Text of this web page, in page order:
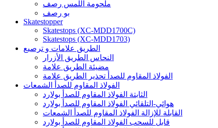
ملحومة اللمس رصف
بو رصف
Skatestopper
Skatestops (XC-MDD1700C)
Skatestops (XC-MDD1703)
الطريق علامات و ترصيع
النحاس الطريق الأزرار
مضيئة الطريق علامة
الفولاذ المقاوم للصدأ تحذير الطريق علامة
الفولاذ المقاوم للصدأ الشمعات
الثابتة الفولاذ المقاوم للصدأ بولارد
هوائي-التلقائي الفولاذ المقاوم للصدأ بولارد
القابلة للإزالة الفولاذ المقاوم للصدأ الشمعات
قابل للسحب الفولاذ المقاوم للصدأ بولارد